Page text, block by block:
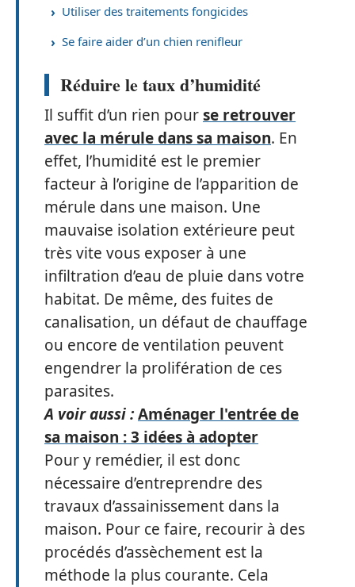
Utiliser des traitements fongicides
Se faire aider d’un chien renifleur
Réduire le taux d’humidité
Il suffit d’un rien pourse retrouver
avec la mérule dans sa maison. En
effet, l’humidité est le premier
facteur à l’origine de l’apparition de
mérule dans une maison. Une
mauvaise isolation extérieure peut
très vite vous exposer à une
infiltration d’eau de pluie dans votre
habitat. De même, des fuites de
canalisation, un défaut de chauffage
ou encore de ventilation peuvent
engendrer la prolifération de ces
parasites.
A voir aussi :Aménager l'entrée de
sa maison : 3 idées à adopter
Pour y remédier, il est donc
nécessaire d’entreprendre des
travaux d’assainissement dans la
maison. Pour ce faire, recourir à des
procédés d’assèchement est la
méthode la plus courante. Cela